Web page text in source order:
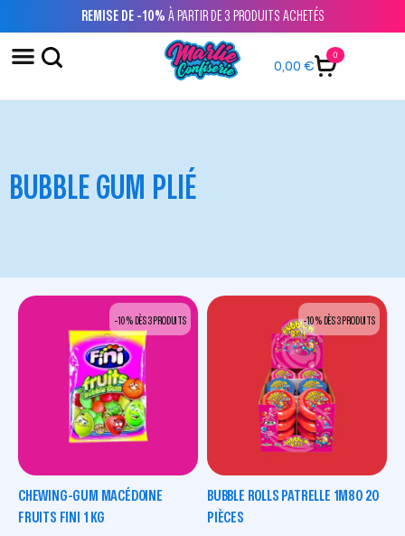
REMISE DE -10% À PARTIR DE 3 PRODUITS ACHETÉS
0,00€
0
BUBBLE GUM PLIÉ
-10 % DÈS 3 PRODUITS
CHEWING-GUM MACÉDOINE
FRUITS FINI 1 KG
-10 % DÈS 3 PRODUITS
BUBBLE ROLLS PATRELLE 1M80 20
PIÈCES